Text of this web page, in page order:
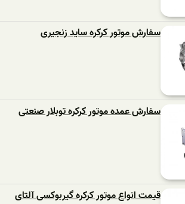
سفارش موتور کرکره ساید زنجیری
سفارش عمده موتور کرکره توبلار صنعتی
قیمت انواع موتور کرکره گیربوکسی آلتای